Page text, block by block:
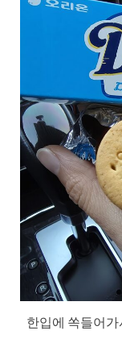
한입에 쏙들어